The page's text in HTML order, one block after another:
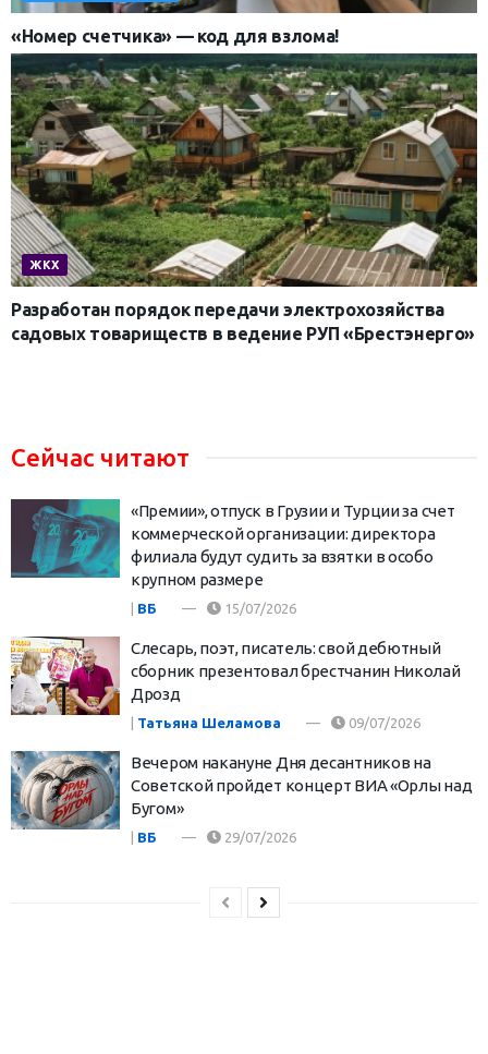
«Номер счетчика» — код для взлома!
ЖКХ
Разработан порядок передачи электрохозяйства
садовых товариществ в ведение РУП «Брестэнерго»
Сейчас читают
«Премии», отпуск в Грузии и Турции за счет
коммерческой организации: директора
филиала будут судить за взятки в особо
крупном размере
ВБ 15/07/2026
Слесарь, поэт, писатель: свой дебютный
сборник презентовал брестчанин Николай
Дрозд
Татьяна Шеламова 09/07/2026
Вечером накануне Дня десантников на
Советской пройдет концерт ВИА «Орлы над
Бугом»
ВБ 29/07/2026